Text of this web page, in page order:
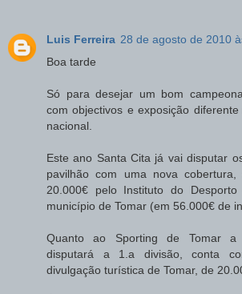
Luis Ferreira 28 de agosto de 2010
Boa tarde
Só para desejar um bom
com objectivos e exposição
nacional.
Este ano Santa Cita já vai disputar
pavilhão com uma nova
20.000€ pelo Instituto do
município de Tomar (em 56.000€ de
Quanto ao Sporting de Tomar a
disputará a 1.a divisão, conta
divulgação turística de Tomar, de